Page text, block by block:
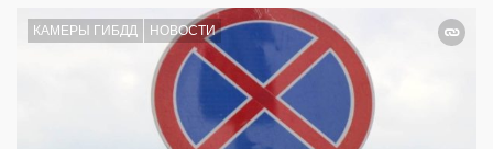
КАМЕРЫ ГИБДД НОВОСТИ